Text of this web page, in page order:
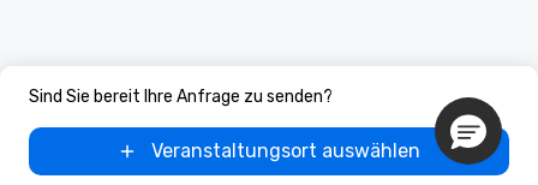
Sind Sie bereit Ihre Anfrage zu senden?
Veranstaltungsort auswählen